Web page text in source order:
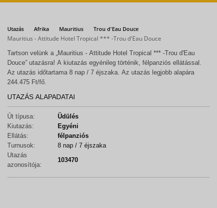
Utazás Afrika Mauritius Trou d'Eau Douce
Mauritius - Attitude Hotel Tropical *** -Trou d'Eau Douce
Tartson velünk a „Mauritius - Attitude Hotel Tropical *** -Trou d'Eau
Douce” utazásra! A kiutazás egyénileg történik, félpanziós ellátással.
Az utazás időtartama 8 nap / 7 éjszaka. Az utazás legjobb alapára
244.475 Ft/fő.
UTAZÁS ALAPADATAI
Út típusa:
Üdülés
Kiutazás:
Egyéni
Ellátás:
félpanziós
Turnusok:
8 nap / 7 éjszaka
Utazás
azonosítója:
103470